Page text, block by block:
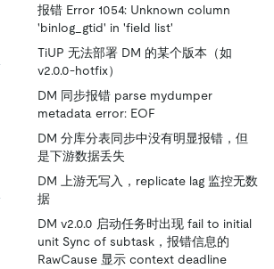
报错 Error 1054: Unknown column
'binlog_gtid' in 'field list'
TiUP 无法部署 DM 的某个版本（如
v2.0.0-hotfix）
DM 同步报错 parse mydumper
metadata error: EOF
DM 分库分表同步中没有明显报错，但
是下游数据丢失
DM 上游无写入，replicate lag 监控无数
据
DM v2.0.0 启动任务时出现 fail to initial
unit Sync of subtask，报错信息的
RawCause 显示 context deadline